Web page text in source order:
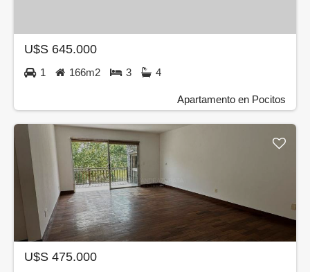
U$S 645.000
1 166m2 3 4
Apartamento en Pocitos
U$S 475.000